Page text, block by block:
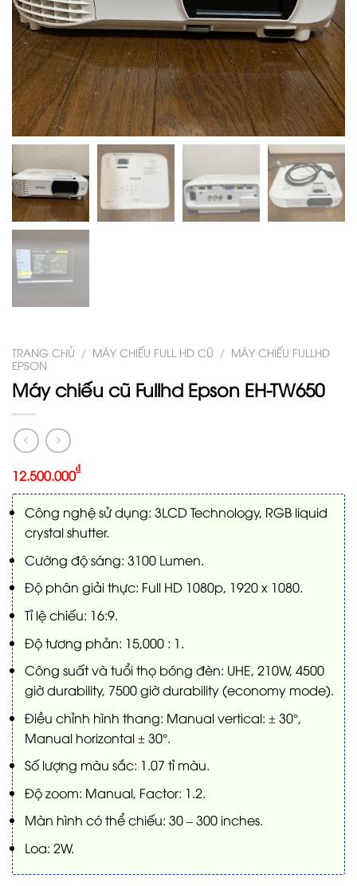
TRANG CHỦ / MÁY CHIẾU FULL HD CŨ / MÁY CHIẾU FULLHD
EPSON
Máy chiếu cũ Fullhd Epson EH-TW650
12.500.000₫
Công nghệ sử dụng: 3LCD Technology, RGB liquid
crystal shutter.
Cường độ sáng: 3100 Lumen.
Độ phân giải thực: Full HD 1080p, 1920 x 1080.
Tỉ lệ chiếu: 16:9.
Độ tương phản: 15,000 : 1.
Công suất và tuổi thọ bóng đèn: UHE, 210W, 4500
giờ durability, 7500 giờ durability (economy mode).
Điều chỉnh hình thang: Manual vertical: ± 30°,
Manual horizontal ± 30°.
Số lượng màu sắc: 1.07 tỉ màu.
Độ zoom: Manual, Factor: 1.2.
Màn hình có thể chiếu: 30 – 300 inches.
Loa: 2W.